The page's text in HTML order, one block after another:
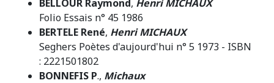
BELLOUR Raymond, Henri MICHAUX
Folio Essais n° 45 1986
BERTELE René, Henri MICHAUX
Seghers Poètes d'aujourd'hui n° 5 1973 - ISBN
: 2221501802
BONNEFIS P., Michaux